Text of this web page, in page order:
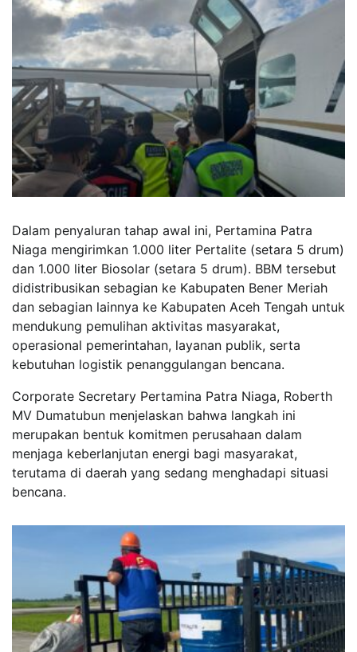
Dalam penyaluran tahap awal ini, Pertamina Patra
Niaga mengirimkan 1.000 liter Pertalite (setara 5 drum)
dan 1.000 liter Biosolar (setara 5 drum). BBM tersebut
didistribusikan sebagian ke Kabupaten Bener Meriah
dan sebagian lainnya ke Kabupaten Aceh Tengah untuk
mendukung pemulihan aktivitas masyarakat,
operasional pemerintahan, layanan publik, serta
kebutuhan logistik penanggulangan bencana.
Corporate Secretary Pertamina Patra Niaga, Roberth
MV Dumatubun menjelaskan bahwa langkah ini
merupakan bentuk komitmen perusahaan dalam
menjaga keberlanjutan energi bagi masyarakat,
terutama di daerah yang sedang menghadapi situasi
bencana.